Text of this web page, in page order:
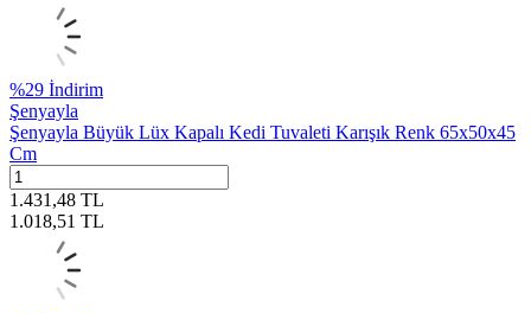
%29 İndirim
Şenyayla
Şenyayla Büyük Lüx Kapalı Kedi Tuvaleti Karışık Renk 65x50x45
Cm
1.431,48 TL
1.018,51 TL